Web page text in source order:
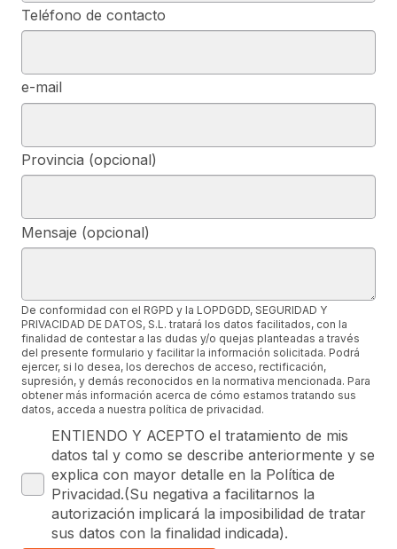
Teléfono de contacto
e-mail
Provincia (opcional)
Mensaje (opcional)
De conformidad con el RGPD y la LOPDGDD, SEGURIDAD Y
PRIVACIDAD DE DATOS, S.L. tratará los datos facilitados, con la
finalidad de contestar a las dudas y/o quejas planteadas a través
del presente formulario y facilitar la información solicitada. Podrá
ejercer, si lo desea, los derechos de acceso, rectificación,
supresión, y demás reconocidos en la normativa mencionada. Para
obtener más información acerca de cómo estamos tratando sus
datos, acceda a nuestra política de privacidad.
ENTIENDO Y ACEPTO el tratamiento de mis
datos tal y como se describe anteriormente y se
explica con mayor detalle en la Política de
Privacidad.(Su negativa a facilitarnos la
autorización implicará la imposibilidad de tratar
sus datos con la finalidad indicada).